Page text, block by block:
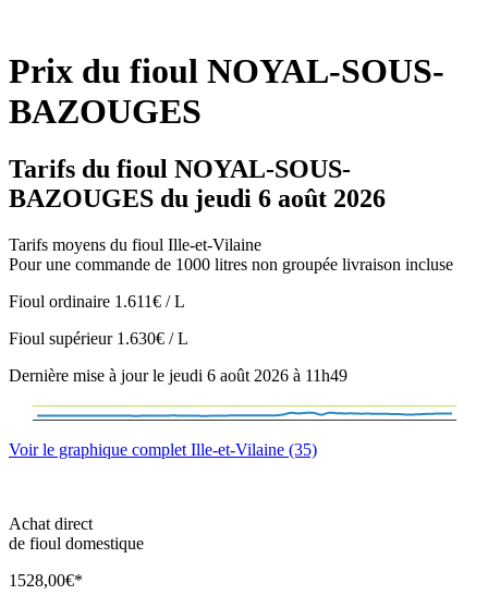
Prix du fioul NOYAL-SOUS-
BAZOUGES
Tarifs du fioul NOYAL-SOUS-
BAZOUGES du jeudi 6 août 2026
Tarifs moyens du fioul Ille-et-Vilaine
Pour une commande de 1000 litres non groupée livraison incluse
Fioul ordinaire 1.611€ / L
Fioul supérieur 1.630€ / L
Dernière mise à jour le jeudi 6 août 2026 à 11h49
Voir le graphique complet Ille-et-Vilaine (35)
Achat direct
de fioul domestique
1528,00€*